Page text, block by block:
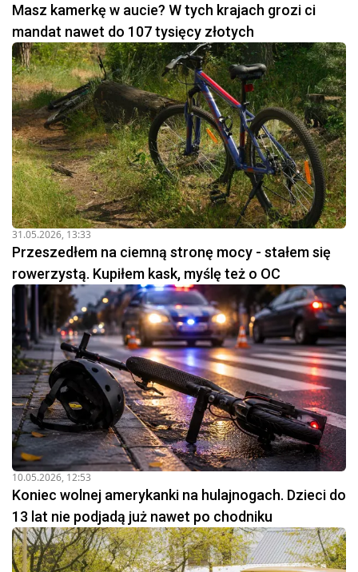
Masz kamerkę w aucie? W tych krajach grozi ci
mandat nawet do 107 tysięcy złotych
31.05.2026, 13:33
Przeszedłem na ciemną stronę mocy - stałem się
rowerzystą. Kupiłem kask, myślę też o OC
10.05.2026, 12:53
Koniec wolnej amerykanki na hulajnogach. Dzieci do
13 lat nie podjadą już nawet po chodniku